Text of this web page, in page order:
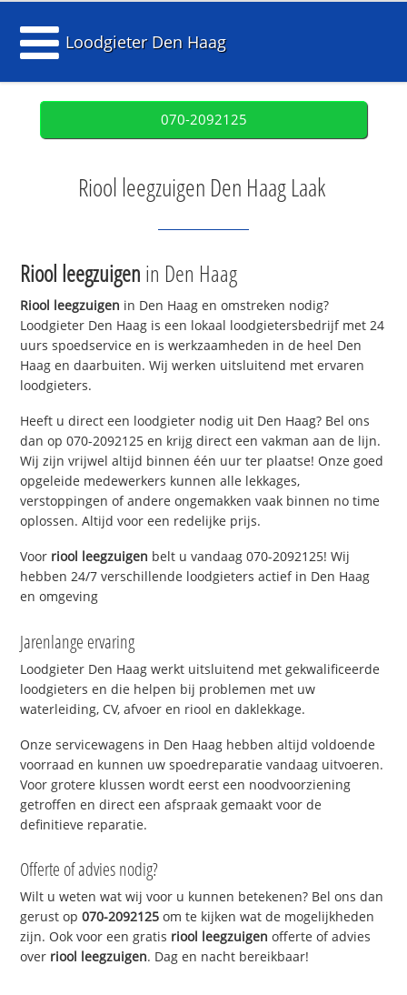
Loodgieter Den Haag
070-2092125
Riool leegzuigen Den Haag Laak
Riool leegzuigen in Den Haag
Riool leegzuigen in Den Haag en omstreken nodig?
Loodgieter Den Haag is een lokaal loodgietersbedrijf met 24
uurs spoedservice en is werkzaamheden in de heel Den
Haag en daarbuiten. Wij werken uitsluitend met ervaren
loodgieters.
Heeft u direct een loodgieter nodig uit Den Haag? Bel ons
dan op 070-2092125 en krijg direct een vakman aan de lijn.
Wij zijn vrijwel altijd binnen één uur ter plaatse! Onze goed
opgeleide medewerkers kunnen alle lekkages,
verstoppingen of andere ongemakken vaak binnen no time
oplossen. Altijd voor een redelijke prijs.
Voor riool leegzuigen belt u vandaag 070-2092125! Wij
hebben 24/7 verschillende loodgieters actief in Den Haag
en omgeving
Jarenlange ervaring
Loodgieter Den Haag werkt uitsluitend met gekwalificeerde
loodgieters en die helpen bij problemen met uw
waterleiding, CV, afvoer en riool en daklekkage.
Onze servicewagens in Den Haag hebben altijd voldoende
voorraad en kunnen uw spoedreparatie vandaag uitvoeren.
Voor grotere klussen wordt eerst een noodvoorziening
getroffen en direct een afspraak gemaakt voor de
definitieve reparatie.
Offerte of advies nodig?
Wilt u weten wat wij voor u kunnen betekenen? Bel ons dan
gerust op070-2092125 om te kijken wat de mogelijkheden
zijn. Ook voor een gratis riool leegzuigen offerte of advies
over riool leegzuigen. Dag en nacht bereikbaar!